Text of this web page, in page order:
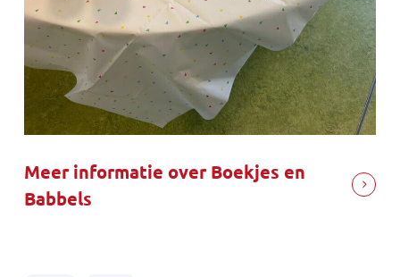
Meer informatie over Boekjes en
Babbels